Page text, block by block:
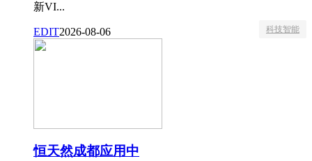
新VI...
EDIT2026-08-06 科技智能
恒天然成都应用中